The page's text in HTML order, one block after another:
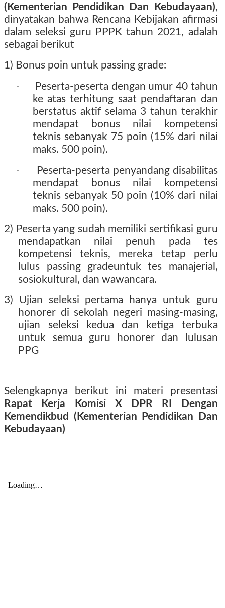
(Kementerian Pendidikan Dan Kebudayaan),
dinyatakan bahwa Rencana Kebijakan afirmasi
dalam seleksi guru PPPK tahun 2021, adalah
sebagai berikut
1) Bonus poin untuk passing grade:
·
Peserta-peserta dengan umur 40 tahun
ke atas terhitung saat pendaftaran dan
berstatus aktif selama 3 tahun terakhir
mendapat bonus nilai kompetensi
teknis sebanyak 75 poin (15% dari nilai
maks. 500 poin).
·
Peserta-peserta penyandang disabilitas
mendapat bonus nilai kompetensi
teknis sebanyak 50 poin (10% dari nilai
maks. 500 poin).
2) Peserta yang sudah memiliki sertifikasi guru
mendapatkan nilai penuh pada tes
kompetensi teknis, mereka tetap perlu
lulus passing gradeuntuk tes manajerial,
sosiokultural, dan wawancara.
3) Ujian seleksi pertama hanya untuk guru
honorer di sekolah negeri masing-masing,
ujian seleksi kedua dan ketiga terbuka
untuk semua guru honorer dan lulusan
PPG
Selengkapnya berikut ini materi presentasi
Rapat Kerja Komisi X DPR RI Dengan
Kemendikbud (Kementerian Pendidikan Dan
Kebudayaan)